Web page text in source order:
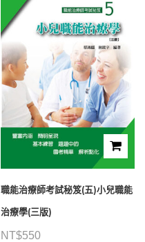
職能治療師考試秘笈(五)小兒職能
治療學(三版)
NT$550